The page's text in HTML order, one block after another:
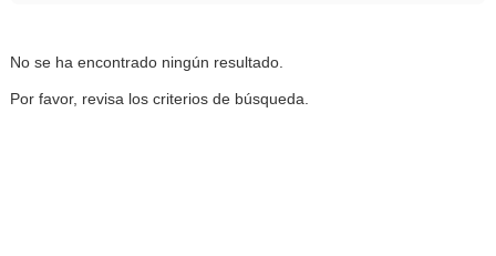
No se ha encontrado ningún resultado.
Por favor, revisa los criterios de búsqueda.